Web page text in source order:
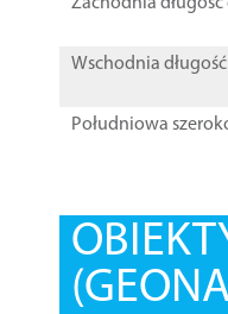
Wschodnia
Południowa